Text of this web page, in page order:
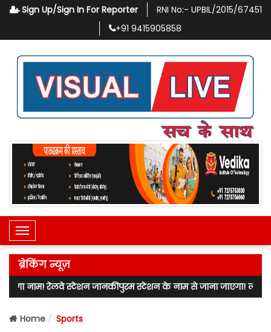
Sign Up/Sign In For Reporter RNI No:- UPBIL/2015/67451
+91 9415905858
Toggle Navigation
ब्रेकिंग न्यूज़
स्टेशन के नाम से जाना जाएगा! लखनऊ उत्तर के विधायक नीरज बोरा
Home Sports